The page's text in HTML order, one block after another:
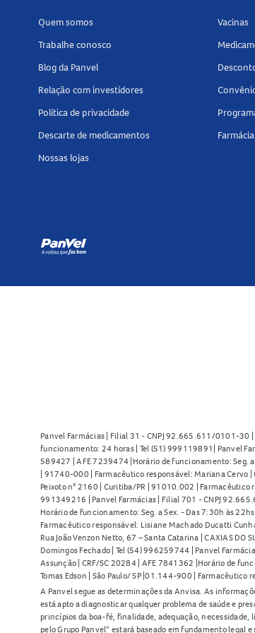
Não utilize produtos à base de
Tamanho do produto
AMunhequeira Mercur
Quem somos
Trabalhe conosco
Blog da Panvel
Relação com investidores
Política de privacidade
Descarte de medicamentos
Nossas lojas
Vacinas
Panvel Farmácias | Filial 31 - CNPJ 92.665.611/0101-30
funcionamento: 24 horas | Tel (51) 999119891| Panvel
589427 | AFE 7239474 |Horário de funcionamento: Seg.
| 91740-000 | Farmacêutico responsável: Mariana Cervo
Peixoto n° 2160 | Curitiba/PR | 91010.002 | Farmacêutico
991349216 | Panvel Farmácias | Filial 701 - CNPJ
Horário de funcionamento: Seg. a Sex. - Das 7:30h às
Farmacêutico responsável: Lisiane Machado Ducatti
Rua João Venzon Netto, 67 – Santa Catarina | CAXIAS
Domingos Fechado | Tel (54) 996259744 | Panvel
Assunção | CRF/SC 20284 | AFE 7841362 |Horário de
Tomas Edson | São Paulo/ SP |01.144-900 |
A Panvel segue as determinações da Anvisa. As
está apto a diagnosticar qualquer problema de saúde e
princípios da boa-fé, finalidade, adequação, necessidade,
pelo Grupo Panvel* estará baseado em fundamento legal